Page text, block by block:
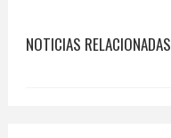
NOTICIAS RELACIONADAS